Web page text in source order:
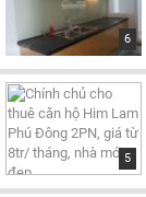
6
5